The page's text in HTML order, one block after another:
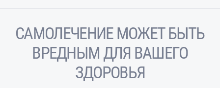
САМОЛЕЧЕНИЕ МОЖЕТ БЫТЬ
ВРЕДНЫМ ДЛЯ ВАШЕГО
ЗДОРОВЬЯ